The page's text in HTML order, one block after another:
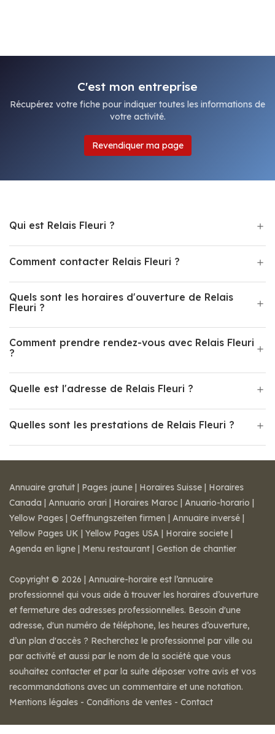
C'est mon entreprise
Récupérez votre fiche pour indiquer toutes les informations de
votre activité.
Revendiquer ma page
Qui est Relais Fleuri ?
Comment contacter Relais Fleuri ?
Quels sont les horaires d'ouverture de Relais
Fleuri ?
Comment prendre rendez-vous avec Relais Fleuri
?
Quelle est l'adresse de Relais Fleuri ?
Quelles sont les prestations de Relais Fleuri ?
Annuaire gratuit | Pages jaune | Horaires Suisse | Horaires
Canada | Annuario orari | Horaires Maroc | Anuario-horario |
Yellow Pages | Oeffnungszeiten firmen | Annuaire inversé |
Yellow Pages UK | Yellow Pages USA | Horaire societe |
Agenda en ligne | Menu restaurant | Gestion de chantier
Copyright © 2026 | Annuaire-horaire est l’annuaire
professionnel qui vous aide à trouver les horaires d’ouverture
et fermeture des adresses professionnelles. Besoin d'une
adresse, d'un numéro de téléphone, les heures d’ouverture,
d’un plan d'accès ? Recherchez le professionnel par ville ou
par activité et aussi par le nom de la société que vous
souhaitez contacter et par la suite déposer votre avis et vos
recommandations avec un commentaire et une notation.
Mentions légales - Conditions de ventes - Contact